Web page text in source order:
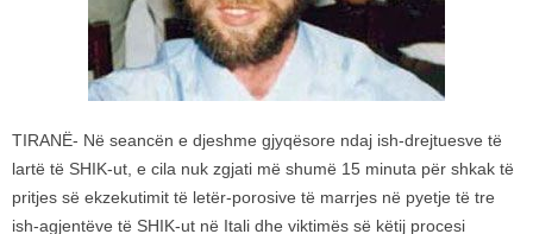
TIRANË- Në seancën e djeshme gjyqësore ndaj ish-drejtuesve të
lartë të SHIK-ut, e cila nuk zgjati më shumë 15 minuta për shkak të
pritjes së ekzekutimit të letër-porosive të marrjes në pyetje të tre
ish-agjentëve të SHIK-ut në Itali dhe viktimës së këtij procesi